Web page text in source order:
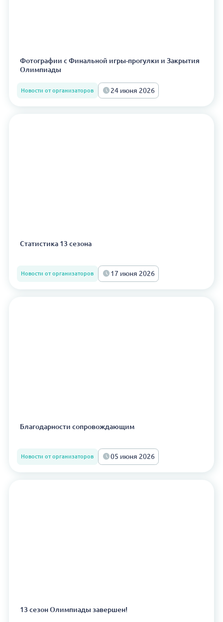
Фотографии с Финальной игры-прогулки и Закрытия
Олимпиады
Новости от организаторов 24 июня 2026
Статистика 13 сезона
Новости от организаторов 17 июня 2026
Благодарности сопровождающим
Новости от организаторов 05 июня 2026
13 сезон Олимпиады завершен!